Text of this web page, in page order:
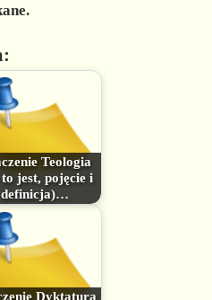
Teologia
jest, pojęcie i
definicja)…
Dyktatura